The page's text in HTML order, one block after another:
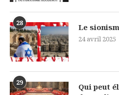
28 Le
24 avril 2025
29
Qui peut